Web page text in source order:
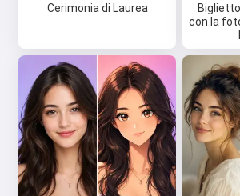
Cerimonia di Laurea
con la